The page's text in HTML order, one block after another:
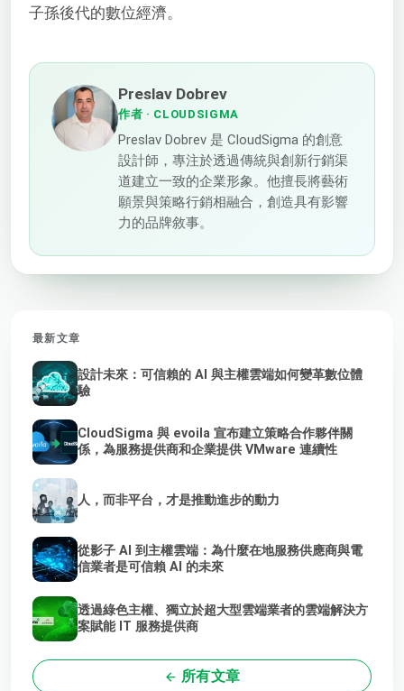
子孫後代的數位經濟。
Preslav Dobrev
作者 · CLOUDSIGMA
Preslav Dobrev 是 CloudSigma 的創意
設計師，專注於透過傳統與創新行銷渠
道建立一致的企業形象。他擅長將藝術
願景與策略行銷相融合，創造具有影響
力的品牌敘事。
最新文章
設計未來：可信賴的 AI 與主權雲端如何變革數位體
驗
CloudSigma 與 evoila 宣布建立策略合作夥伴關
係，為服務提供商和企業提供 VMware 連續性
人，而非平台，才是推動進步的動力
從影子 AI 到主權雲端：為什麼在地服務供應商與電
信業者是可信賴 AI 的未來
透過綠色主權、獨立於超大型雲端業者的雲端解決方
案賦能 IT 服務提供商
所有文章